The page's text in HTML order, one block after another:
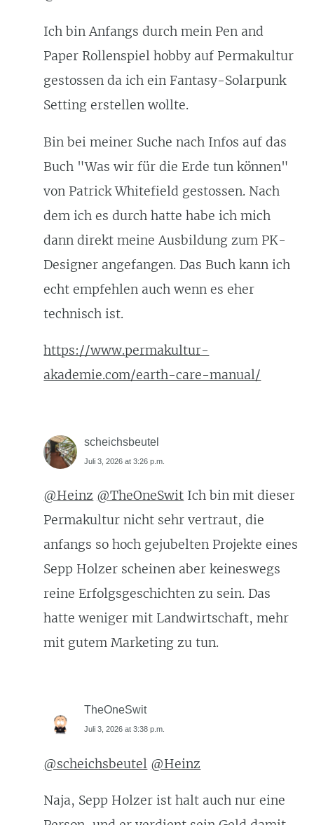
Ich bin Anfangs durch mein Pen and
Paper Rollenspiel hobby auf Permakultur
gestossen da ich ein Fantasy-Solarpunk
Setting erstellen wollte.
Bin bei meiner Suche nach Infos auf das
Buch "Was wir für die Erde tun können"
von Patrick Whitefield gestossen. Nach
dem ich es durch hatte habe ich mich
dann direkt meine Ausbildung zum PK-
Designer angefangen. Das Buch kann ich
echt empfehlen auch wenn es eher
technisch ist.
https://www.permakultur-
akademie.com/earth-care-manual/
scheichsbeutel
Juli 3, 2026 at 3:26 p.m.
@Heinz @TheOneSwit Ich bin mit dieser
Permakultur nicht sehr vertraut, die
anfangs so hoch gejubelten Projekte eines
Sepp Holzer scheinen aber keineswegs
reine Erfolgsgeschichten zu sein. Das
hatte weniger mit Landwirtschaft, mehr
mit gutem Marketing zu tun.
TheOneSwit
Juli 3, 2026 at 3:38 p.m.
@scheichsbeutel @Heinz
Naja, Sepp Holzer ist halt auch nur eine